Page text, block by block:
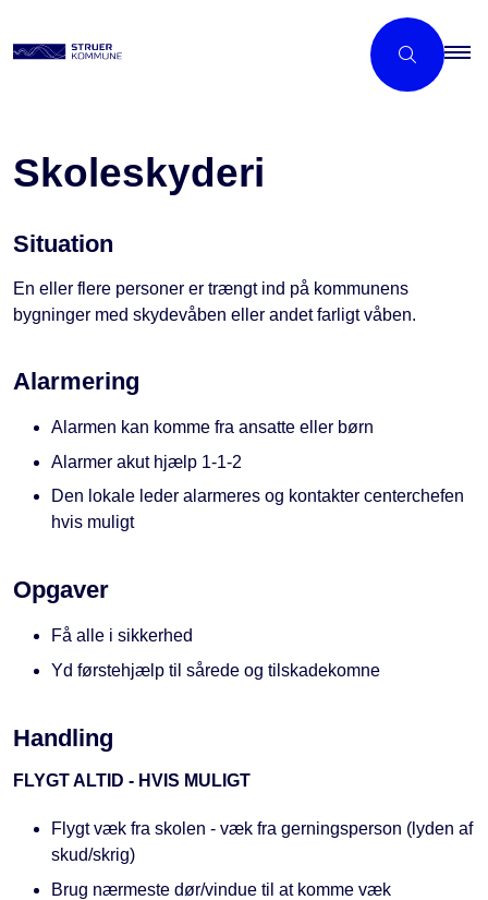
Skoleskyderi
Situation
En eller flere personer er trængt ind på kommunens
bygninger med skydevåben eller andet farligt våben.
Alarmering
Alarmen kan komme fra ansatte eller børn
Alarmer akut hjælp 1-1-2
Den lokale leder alarmeres og kontakter centerchefen
hvis muligt
Opgaver
Få alle i sikkerhed
Yd førstehjælp til sårede og tilskadekomne
Handling
FLYGT ALTID - HVIS MULIGT
Flygt væk fra skolen - væk fra gerningsperson (lyden af
skud/skrig)
Brug nærmeste dør/vindue til at komme væk